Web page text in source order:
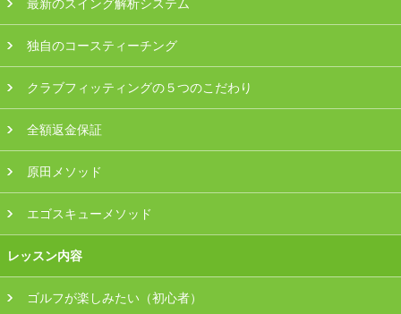
最新のスイング解析システム
独自のコースティーチング
クラブフィッティングの５つのこだわり
全額返金保証
原田メソッド
エゴスキューメソッド
レッスン内容
ゴルフが楽しみたい（初心者）